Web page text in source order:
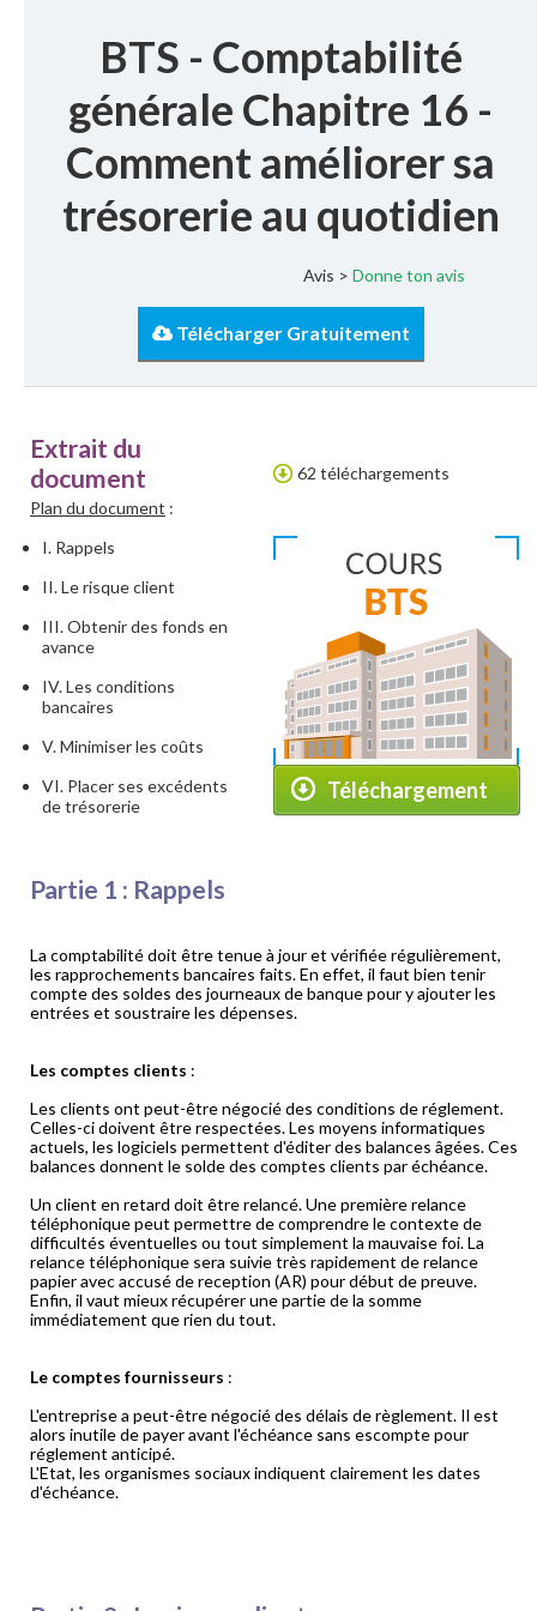
BTS - Comptabilité
générale Chapitre 16 -
Comment améliorer sa
trésorerie au quotidien
Avis > Donne ton avis
Télécharger Gratuitement
Téléchargement
62 téléchargements
Extrait du
document
Plan du document :
I. Rappels
II. Le risque client
III. Obtenir des fonds en
avance
IV. Les conditions
bancaires
V. Minimiser les coûts
VI. Placer ses excédents
de trésorerie
Partie 1 : Rappels
La comptabilité doit être tenue à jour et vérifiée régulièrement,
les rapprochements bancaires faits. En effet, il faut bien tenir
compte des soldes des journeaux de banque pour y ajouter les
entrées et soustraire les dépenses.
Les comptes clients :
Les clients ont peut-être négocié des conditions de réglement.
Celles-ci doivent être respectées. Les moyens informatiques
actuels, les logiciels permettent d'éditer des balances âgées. Ces
balances donnent le solde des comptes clients par échéance.
Un client en retard doit être relancé. Une première relance
téléphonique peut permettre de comprendre le contexte de
difficultés éventuelles ou tout simplement la mauvaise foi. La
relance téléphonique sera suivie très rapidement de relance
papier avec accusé de reception (AR) pour début de preuve.
Enfin, il vaut mieux récupérer une partie de la somme
immédiatement que rien du tout.
Le comptes fournisseurs :
L'entreprise a peut-être négocié des délais de règlement. Il est
alors inutile de payer avant l'échéance sans escompte pour
réglement anticipé.
L'Etat, les organismes sociaux indiquent clairement les dates
d'échéance.